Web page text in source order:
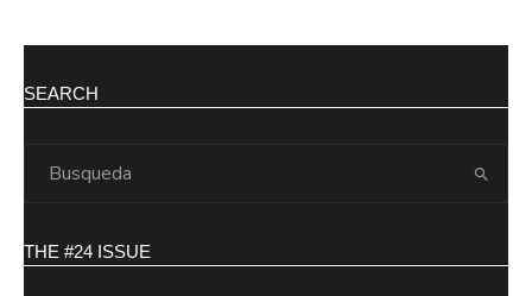
SEARCH
THE #24 ISSUE